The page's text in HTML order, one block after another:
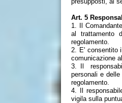
Art. 5
1. Il
al trattamento
regolamento.
2. E' consentito
comunicazione
3. Il
personali e
regolamento.
4. Il
vigila sulla